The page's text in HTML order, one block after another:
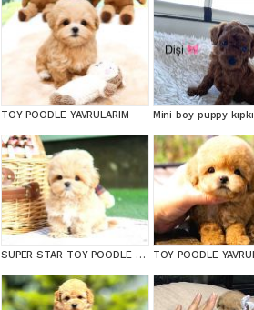
TOY POODLE YAVRULARIM
SUPER STAR TOY POODLE YAVRULARIM TOY POODLE